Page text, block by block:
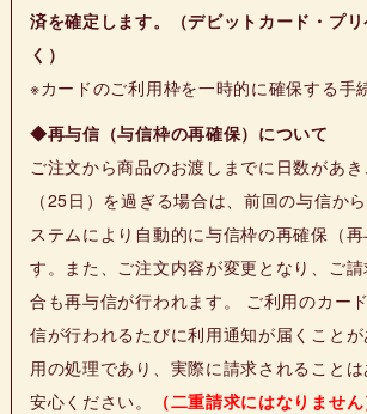
済を確定します。（デビットカード・プ
く）
※カードのご利用枠を一時的に確保する手
◆再与信（与信枠の再確保）について
ご注文から商品のお渡しまでに日数があ
（25日）を過ぎる場合は、前回の与信か
ステムにより自動的に与信枠の再確保（
す。また、ご注文内容が変更となり、ご
合も再与信が行われます。 ご利用のカー
信が行われるたびに利用通知が届くこと
用の処理であり、実際に請求されること
安心ください。
（二重請求にはなりません